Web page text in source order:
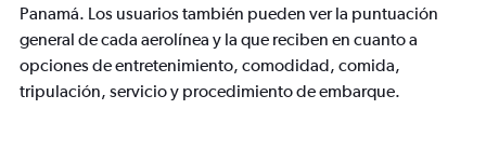
Panamá. Los usuarios también pueden ver la puntuación
general de cada aerolínea y la que reciben en cuanto a
opciones de entretenimiento, comodidad, comida,
tripulación, servicio y procedimiento de embarque.